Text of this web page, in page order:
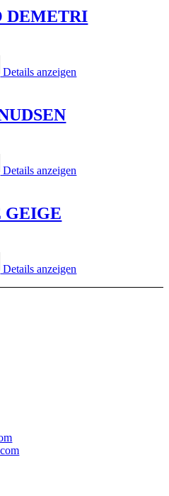
DEMETRI
Details anzeigen
Details anzeigen
GEIGE
Details anzeigen